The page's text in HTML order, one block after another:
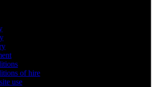
of hire
use